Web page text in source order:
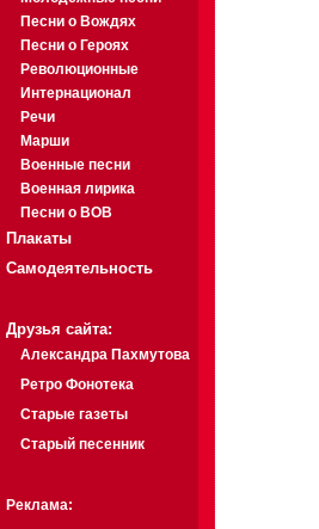
Песни о Вождях
Песни о Героях
Революционные
Интернационал
Речи
Марши
Военные песни
Военная лирика
Песни о ВОВ
Плакаты
Самодеятельность
Друзья сайта:
Александра Пахмутова
Ретро Фонотека
Старые газеты
Старый песенник
Реклама: